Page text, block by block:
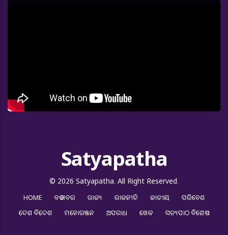
Satyapatha
© 2026 Satyapatha. All Right Reserved.
HOME ବଡ ଖବର ରାଜ୍ୟ ରାଜନୀତି ଜାତୀୟ
ପରିବେଶ
ଦେଶ ବିଦେଶ
ମନୋରଞ୍ଜନ ଅପରାଧ ଖେଳ ସତ୍ୟପାଠ ବିଶେଷ